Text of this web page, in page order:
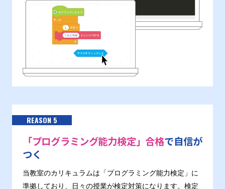
REASON 5
「プログラミング能力検定」合格で自信が
つく
当教室のカリキュラムは「プログラミング能力検定」に
準拠しており、日々の授業が検定対策になります。検定